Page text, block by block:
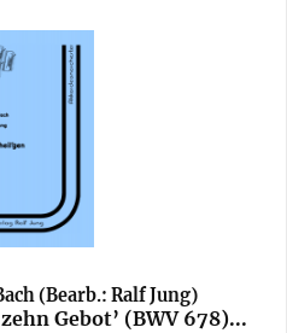
(Bearb.: Ralf Jung)
Gebot’ (BWV 678)...